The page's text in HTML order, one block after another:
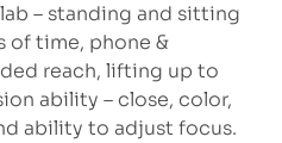
– standing and sitting
of time, phone &
reach, lifting up to
ability – close, color,
ability to adjust focus.